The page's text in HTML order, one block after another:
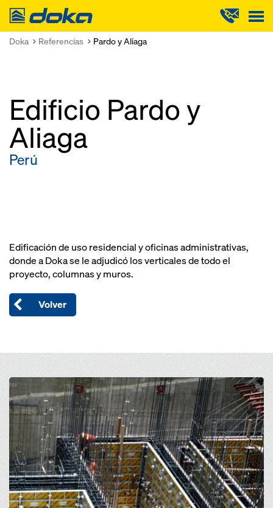
Doka
Doka Referencias Pardo y Aliaga
Edificio Pardo y
Aliaga
Perú
Edificación de uso residencial y oficinas administrativas,
donde a Doka se le adjudicó los verticales de todo el
proyecto, columnas y muros.
Volver
Open